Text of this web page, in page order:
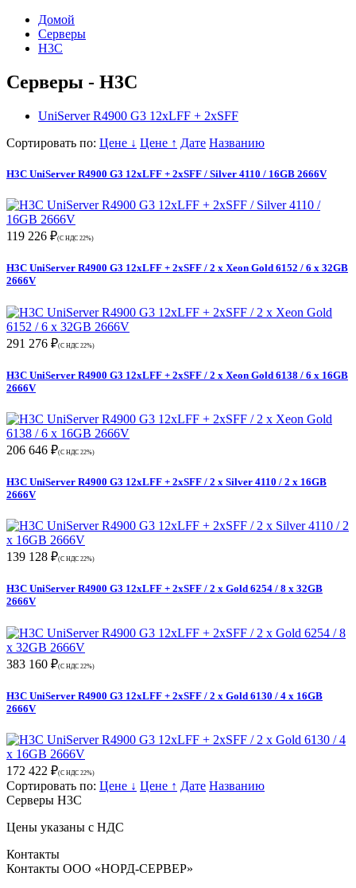
Домой
Серверы
H3C
Серверы - H3C
UniServer R4900 G3 12xLFF + 2xSFF
Сортировать по: Цене ↓ Цене ↑ Дате Названию
H3C UniServer R4900 G3 12xLFF + 2xSFF / Silver 4110 / 16GB 2666V
119 226 ₽(С НДС 22%)
H3C UniServer R4900 G3 12xLFF + 2xSFF / 2 x Xeon Gold 6152 / 6 x 32GB
2666V
291 276 ₽(С НДС 22%)
H3C UniServer R4900 G3 12xLFF + 2xSFF / 2 x Xeon Gold 6138 / 6 x 16GB
2666V
206 646 ₽(С НДС 22%)
H3C UniServer R4900 G3 12xLFF + 2xSFF / 2 x Silver 4110 / 2 x 16GB
2666V
139 128 ₽(С НДС 22%)
H3C UniServer R4900 G3 12xLFF + 2xSFF / 2 x Gold 6254 / 8 x 32GB
2666V
383 160 ₽(С НДС 22%)
H3C UniServer R4900 G3 12xLFF + 2xSFF / 2 x Gold 6130 / 4 x 16GB
2666V
172 422 ₽(С НДС 22%)
Сортировать по: Цене ↓ Цене ↑ Дате Названию
Серверы H3C
Цены указаны с НДС
Контакты
Контакты ООО «НОРД-СЕРВЕР»